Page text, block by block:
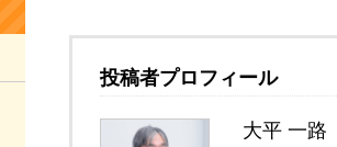
投稿者プロフィール
大平 一路